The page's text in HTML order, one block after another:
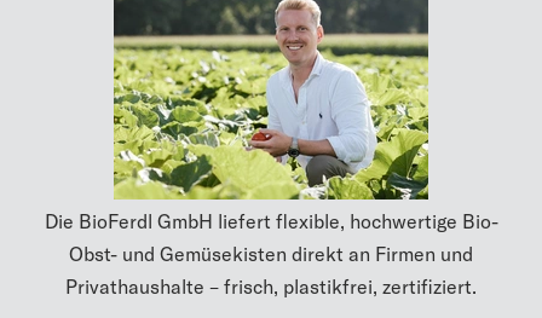
Die BioFerdl GmbH liefert flexible, hochwertige Bio-
Obst- und Gemüsekisten direkt an Firmen und
Privathaushalte – frisch, plastikfrei, zertifiziert.